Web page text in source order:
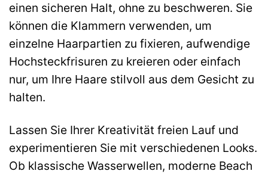
einen sicheren Halt, ohne zu beschweren. Sie
können die Klammern verwenden, um
einzelne Haarpartien zu fixieren, aufwendige
Hochsteckfrisuren zu kreieren oder einfach
nur, um Ihre Haare stilvoll aus dem Gesicht zu
halten.
Lassen Sie Ihrer Kreativität freien Lauf und
experimentieren Sie mit verschiedenen Looks.
Ob klassische Wasserwellen, moderne Beach